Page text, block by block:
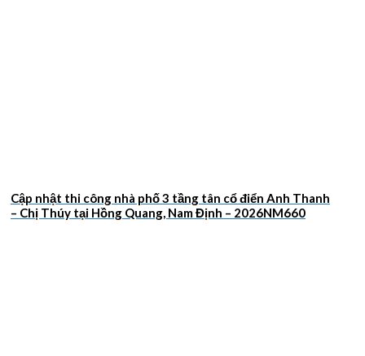
Cập nhật thi công nhà phố 3 tầng tân cổ điển Anh Thanh
– Chị Thúy tại Hồng Quang, Nam Định – 2026NM660